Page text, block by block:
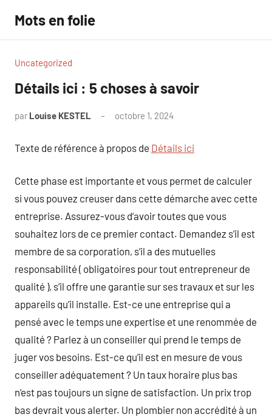
contenu
Mots en folie
Uncategorized
Détails ici : 5 choses à savoir
par Louise KESTEL octobre 1, 2024
Texte de référence à propos de Détails ici
Cette phase est importante et vous permet de calculer
si vous pouvez creuser dans cette démarche avec cette
entreprise. Assurez-vous d’avoir toutes que vous
souhaitez lors de ce premier contact. Demandez s’il est
membre de sa corporation, s’il a des mutuelles
responsabilité ( obligatoires pour tout entrepreneur de
qualité ), s’il offre une garantie sur ses travaux et sur les
appareils qu’il installe. Est-ce une entreprise qui a
pensé avec le temps une expertise et une renommée de
qualité ? Parlez à un conseiller qui prend le temps de
juger vos besoins. Est-ce qu’il est en mesure de vous
conseiller adéquatement ? Un taux horaire plus bas
n’est pas toujours un signe de satisfaction. Un prix trop
bas devrait vous alerter. Un plombier non accrédité à un